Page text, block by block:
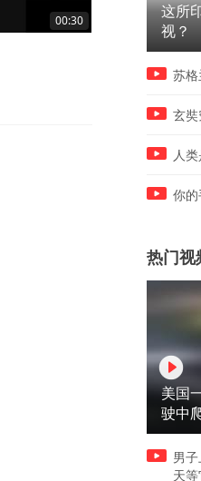
00:30
大嫂在外沾花
这所
视？
苏格
玄奘
人
你的
热门视
美国
驶中
男
天